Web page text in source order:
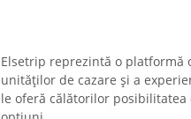
Elsetrip reprezintă o platformă
unităților de cazare și a
le oferă călătorilor